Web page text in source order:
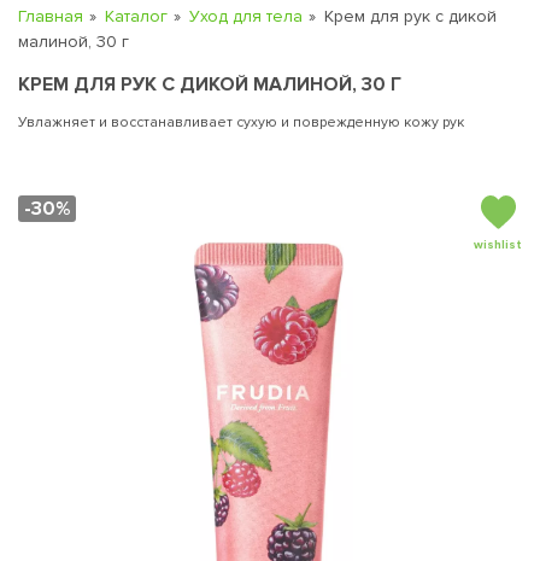
Главная Каталог Уход для тела
Крем для рук с дикой
малиной, 30 г
КРЕМ ДЛЯ РУК С ДИКОЙ МАЛИНОЙ, 30 Г
Увлажняет и восстанавливает сухую и поврежденную кожу рук
-30%
wishlist